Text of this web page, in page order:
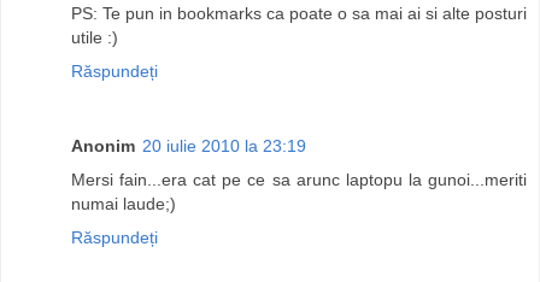
PS: Te pun in bookmarks ca poate o sa mai ai si alte posturi
utile :)
Răspundeți
Anonim 20 iulie 2010 la 23:19
Mersi fain...era cat pe ce sa arunc laptopu la gunoi...meriti
numai laude;)
Răspundeți